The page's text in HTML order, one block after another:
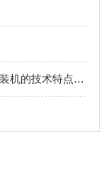
精准控制与简易操作：半自动液体灌装机的技术特点与性能优势